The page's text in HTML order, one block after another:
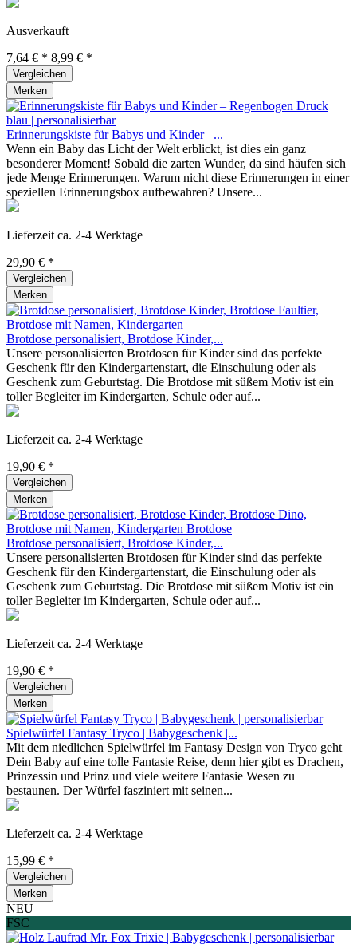
Ausverkauft
7,64 € * 8,99 € *
Vergleichen
Merken
Erinnerungskiste für Babys und Kinder –...
Wenn ein Baby das Licht der Welt erblickt, ist dies ein ganz
besonderer Moment! Sobald die zarten Wunder, da sind häufen sich
jede Menge Erinnerungen. Warum nicht diese Erinnerungen in einer
speziellen Erinnerungsbox aufbewahren? Unsere...
Lieferzeit ca. 2-4 Werktage
29,90 € *
Vergleichen
Merken
Brotdose personalisiert, Brotdose Kinder,...
Unsere personalisierten Brotdosen für Kinder sind das perfekte
Geschenk für den Kindergartenstart, die Einschulung oder als
Geschenk zum Geburtstag. Die Brotdose mit süßem Motiv ist ein
toller Begleiter im Kindergarten, Schule oder auf...
Lieferzeit ca. 2-4 Werktage
19,90 € *
Vergleichen
Merken
Brotdose personalisiert, Brotdose Kinder,...
Unsere personalisierten Brotdosen für Kinder sind das perfekte
Geschenk für den Kindergartenstart, die Einschulung oder als
Geschenk zum Geburtstag. Die Brotdose mit süßem Motiv ist ein
toller Begleiter im Kindergarten, Schule oder auf...
Lieferzeit ca. 2-4 Werktage
19,90 € *
Vergleichen
Merken
Spielwürfel Fantasy Tryco | Babygeschenk |...
Mit dem niedlichen Spielwürfel im Fantasy Design von Tryco geht
Dein Baby auf eine tolle Fantasie Reise, denn hier gibt es Drachen,
Prinzessin und Prinz und viele weitere Fantasie Wesen zu
bestaunen. Der Würfel fasziniert mit seinen...
Lieferzeit ca. 2-4 Werktage
15,99 € *
Vergleichen
Merken
NEU
FSC